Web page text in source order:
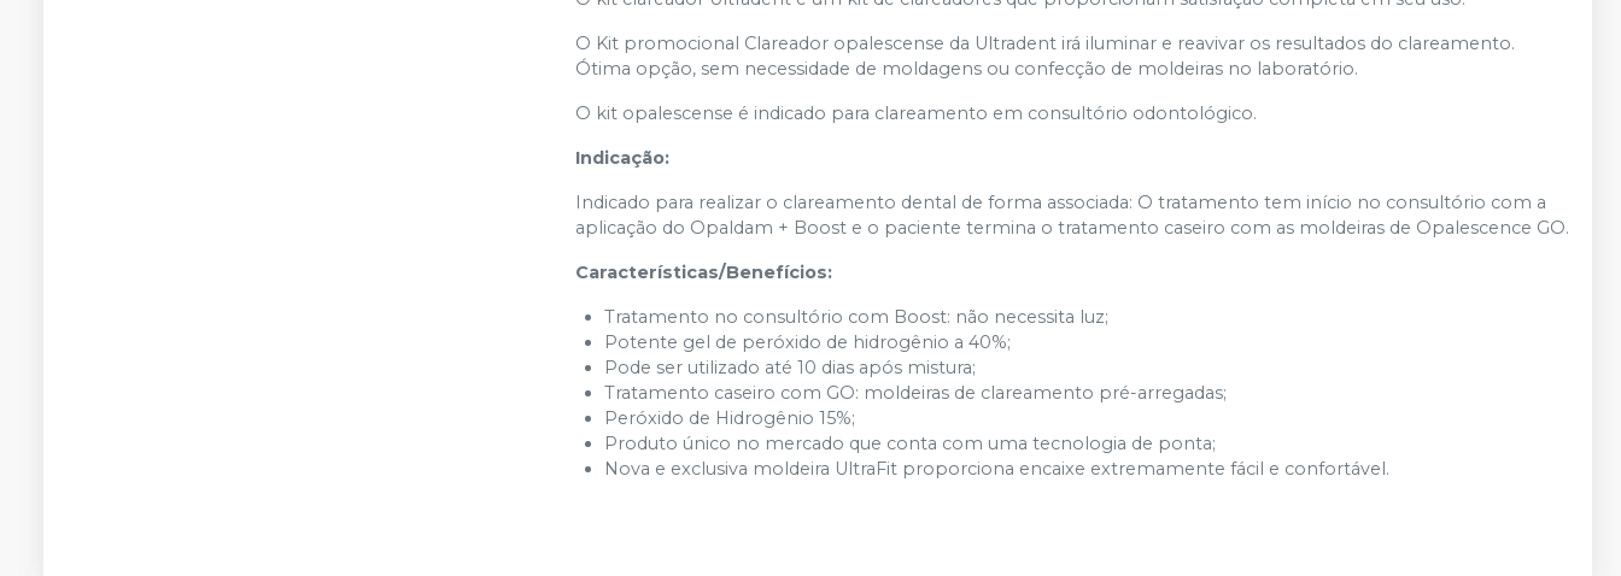
O Kit promocional Clareador opalescense da Ultradent irá iluminar e reavivar os resultados do clareamento.
Ótima opção, sem necessidade de moldagens ou confecção de moldeiras no laboratório.
O kit opalescense é indicado para clareamento em consultório odontológico.
Indicação:
Indicado para realizar o clareamento dental de forma associada: O tratamento tem início no consultório com a
aplicação do Opaldam + Boost e o paciente termina o tratamento caseiro com as moldeiras de Opalescence GO.
Características/Benefícios:
Tratamento no consultório com Boost: não necessita luz;
Potente gel de peróxido de hidrogênio a 40%;
Pode ser utilizado até 10 dias após mistura;
Tratamento caseiro com GO: moldeiras de clareamento pré-arregadas;
Peróxido de Hidrogênio 15%;
Produto único no mercado que conta com uma tecnologia de ponta;
Nova e exclusiva moldeira UltraFit proporciona encaixe extremamente fácil e confortável.